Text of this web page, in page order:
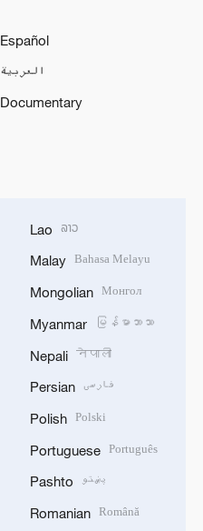
Español
العربية
Documentary
Lao ລາວ
Malay Bahasa Melayu
Mongolian Монгол
Myanmar မြန်မာဘာသာ
Nepali नेपाली
Persian فارسی
Polish Polski
Portuguese Português
Pashto پښتو
Romanian Română